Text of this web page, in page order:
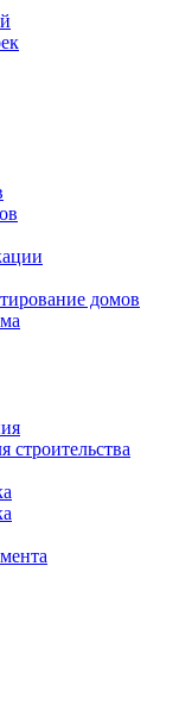
домов
строительства